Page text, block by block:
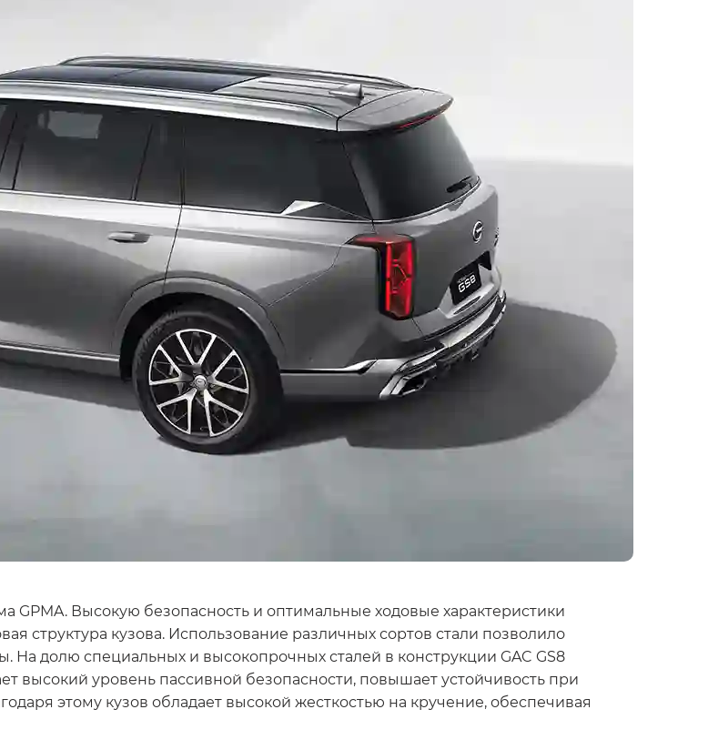
GPMA. Высокую безопасность и оптимальные ходовые характеристики
структура кузова. Использование различных сортов стали позволило
На долю специальных и высокопрочных сталей в конструкции GAC GS8
высокий уровень пассивной безопасности, повышает устойчивость при
этому кузов обладает высокой жесткостью на кручение, обеспечивая